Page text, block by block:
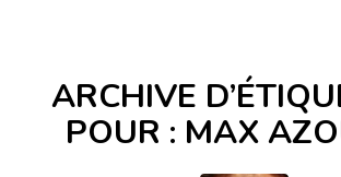
ARCHIVE
POUR : MAX